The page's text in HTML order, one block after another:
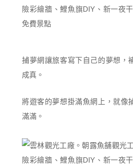
捕夢網讓旅客寫下自己的夢想，
成真。
將遊客的夢想掛滿魚網上，就像
滿滿。